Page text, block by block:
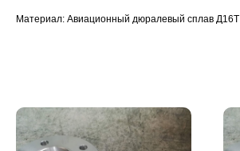
Материал: Авиационный дюралевый сплав Д16Т